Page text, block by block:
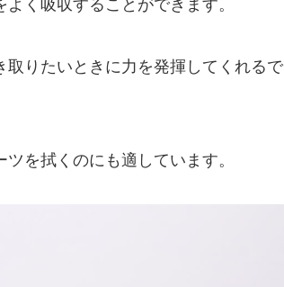
取りたいときに力を発揮してくれるで
を拭くのにも適しています。